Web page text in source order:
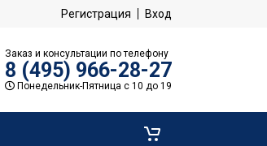
Регистрация Вход
Заказ и консультации по телефону
8 (495) 966-28-27
Понедельник-Пятница с 10 до 19